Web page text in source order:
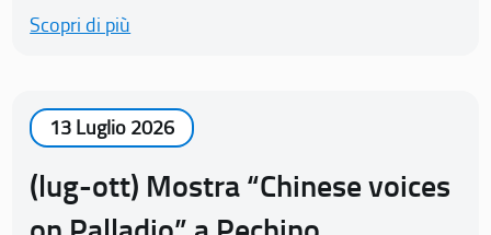
Scopri di più
13 Luglio 2026
(lug-ott) Mostra “Chinese voices